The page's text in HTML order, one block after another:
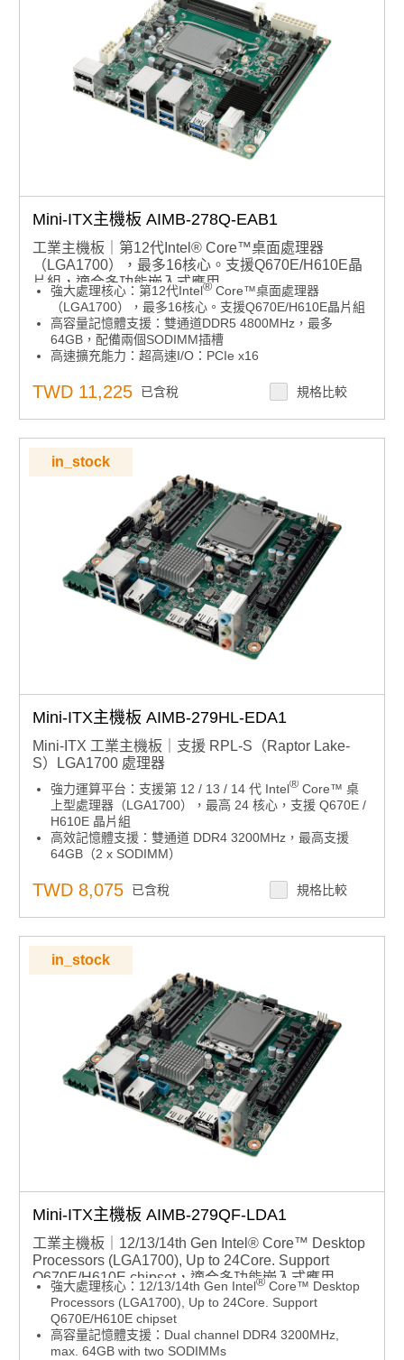
規格諮詢 / 案場規劃 / 交期確認
Mini-ITX主機板 AIMB-278Q-EAB1
工業主機板｜第12代Intel® Core™桌面處理器
（LGA1700），最多16核心。支援Q670E/H610E晶
片組，適合多功能嵌入式應用
強大處理核心：第12代Intel® Core™桌面處理器
（LGA1700），最多16核心。支援Q670E/H610E晶片組
高容量記憶體支援：雙通道DDR5 4800MHz，最多
64GB，配備兩個SODIMM插槽
高速擴充能力：超高速I/O：PCIe x16
靈活顯示輸出：四個獨立4K顯示器，搭載2個DP1.4、1個
HDMI和1個eDP
高速擴充能力：豐富的擴充性：M.2 M鍵插槽支援NVMe
SSD，M.2 E鍵插槽支援無線網路，3個SATA（RAID
0,1,5）
系統安全與資料保護：支援TPM2.0
軟體整合架構：支援Windows 10 LTSC和Ubuntu 20.04
LTS；搭載SUSI API和WISE-DeviceOn
產品諮詢服務：規格諮詢 / 案場規劃 / 交期確認
TWD 11,225 已含稅 規格比較
in_stock
Mini-ITX主機板 AIMB-279HL-EDA1
Mini-ITX 工業主機板｜支援 RPL-S（Raptor Lake-
S）LGA1700 處理器
強力運算平台：支援第 12 / 13 / 14 代 Intel® Core™ 桌
上型處理器（LGA1700），最高 24 核心，支援 Q670E /
H610E 晶片組
高效記憶體支援：雙通道 DDR4 3200MHz，最高支援
64GB（2 x SODIMM）
3.2 Gen2（10Gbps）、2.5GbE 網路
四顯示輸出：支援 2 x DP 1.4、1 x HDMI、1 x LVDS，
對應 4 路獨立 4K 顯示
擴充彈性佳：配置 M.2 M-Key（NVMe SSD）、M.2 E-
Key（無線模組）、2 x SATA
寬壓電源輸入：支援 12–24V DC 輸入
作業系統與工具：相容 Windows 10 LTSC 與 Ubuntu
22.04 LTS，支援 SUSI API 與 WISE-DeviceOn
TWD 8,075 已含稅 規格比較
in_stock
Mini-ITX主機板 AIMB-279QF-LDA1
工業主機板｜12/13/14th Gen Intel® Core™ Desktop
Processors (LGA1700), Up to 24Core. Support
Q670E/H610E chipset，適合多功能嵌入式應用
強大處理核心：12/13/14th Gen Intel® Core™ Desktop
Processors (LGA1700), Up to 24Core. Support
Q670E/H610E chipset
高容量記憶體支援：Dual channel DDR4 3200MHz,
max. 64GB with two SODIMMs